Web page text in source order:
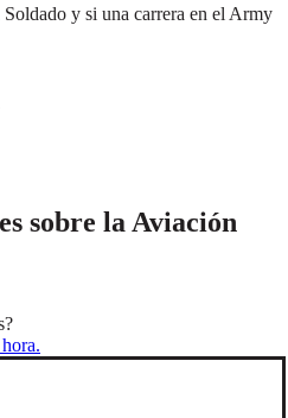
y si una carrera en el Army
sobre la Aviación